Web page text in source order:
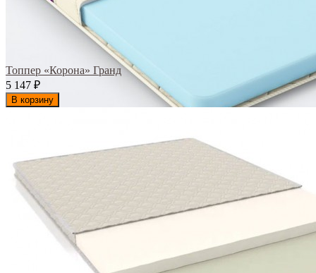
Топпер «Корона» Гранд
5 147 ₽
В корзину